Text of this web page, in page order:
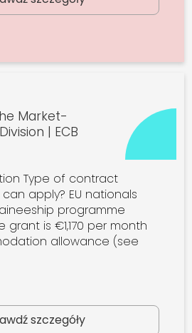
Market-
| ECB
Type of contract
apply? EU nationals
programme
grant is €1,170 per month
allowance (see
szczegóły